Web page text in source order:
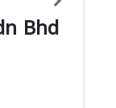
Bhd